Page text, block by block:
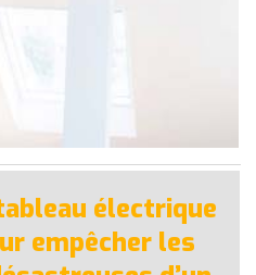
électrique
empêcher les